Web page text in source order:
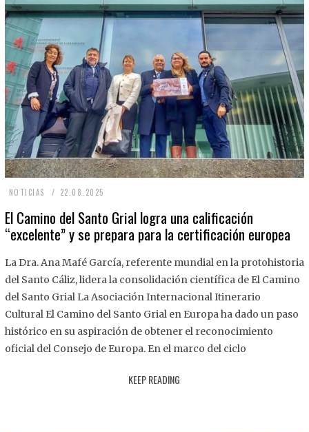
NOTICIAS 22.08.2025
.
8
2
2
El Camino del Santo Grial logra una calificación
“excelente” y se prepara para la certificación europea
La Dra. Ana Mafé García, referente mundial en la protohistoria
del Santo Cáliz, lidera la consolidación científica de El Camino
del Santo Grial La Asociación Internacional Itinerario
Cultural El Camino del Santo Grial en Europa ha dado un paso
histórico en su aspiración de obtener el reconocimiento
oficial del Consejo de Europa. En el marco del ciclo
KEEP READING